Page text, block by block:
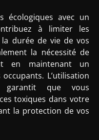
écologiques avec un
à limiter les
durée de vie de vos
la nécessité de
en maintenant un
L’utilisation
garantit que vous
toxiques dans votre
la protection de vos